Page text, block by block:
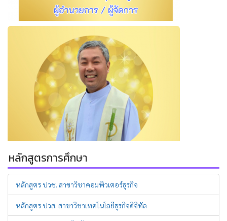
หลักสูตรการศึกษา
หลักสูตร ปวช. สาขาวิชาคอมพิวเตอร์ธุรกิจ
หลักสูตร ปวส. สาขาวิชาเทคโนโลยีธุรกิจดิจิทัล